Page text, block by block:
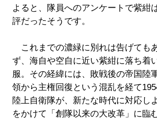
よると、隊員へのアンケートで紫紺
評だったそうです。
これまでの濃緑に別れは告げても
ず、海自や空自に近い紫紺に落ち着
服。その経緯には、敗戦後の帝国陸
領から主権回復という混乱を経て
陸上自衛隊が、新たな時代に対応し
をかけて「創隊以来の大改革」に臨